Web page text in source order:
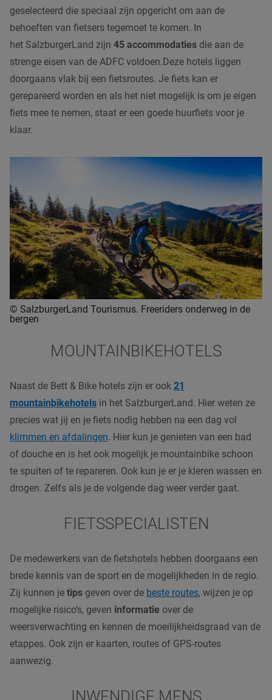
geselecteerd die speciaal zijn opgericht om aan de
behoeften van fietsers tegemoet te komen. In
het SalzburgerLand zijn 45 accommodaties die aan de
strenge eisen van de ADFC voldoen.Deze hotels liggen
doorgaans vlak bij een fietsroutes. Je fiets kan er
gerepareerd worden en als het niet mogelijk is om je eigen
fiets mee te nemen, staat er een goede huurfiets voor je
klaar.
© SalzburgerLand Tourismus. Freeriders onderweg in de
bergen
MOUNTAINBIKEHOTELS
Naast de Bett & Bike hotels zijn er ook 21
mountainbikehotels in het SalzburgerLand. Hier weten ze
precies wat jij en je fiets nodig hebben na een dag vol
klimmen en afdalingen. Hier kun je genieten van een bad
of douche en is het ook mogelijk je mountainbike schoon
te spuiten of te repareren. Ook kun je er je kleren wassen en
drogen. Zelfs als je de volgende dag weer verder gaat.
FIETSSPECIALISTEN
De medewerkers van de fietshotels hebben doorgaans een
brede kennis van de sport en de mogelijkheden in de regio.
Zij kunnen je tips geven over de beste routes, wijzen je op
mogelijke risico’s, geven informatie over de
weersverwachting en kennen de moeilijkheidsgraad van de
etappes. Ook zijn er kaarten, routes of GPS-routes
aanwezig.
INWENDIGE MENS